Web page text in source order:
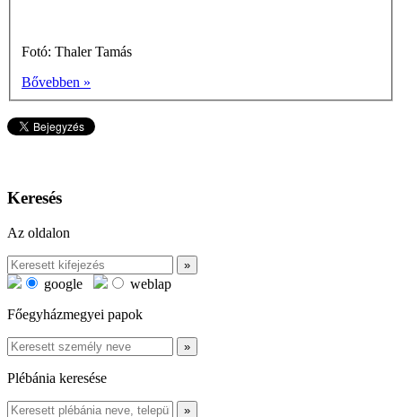
Fotó: Thaler Tamás
Bővebben »
Keresés
Az oldalon
google
weblap
Főegyházmegyei papok
Plébánia keresése